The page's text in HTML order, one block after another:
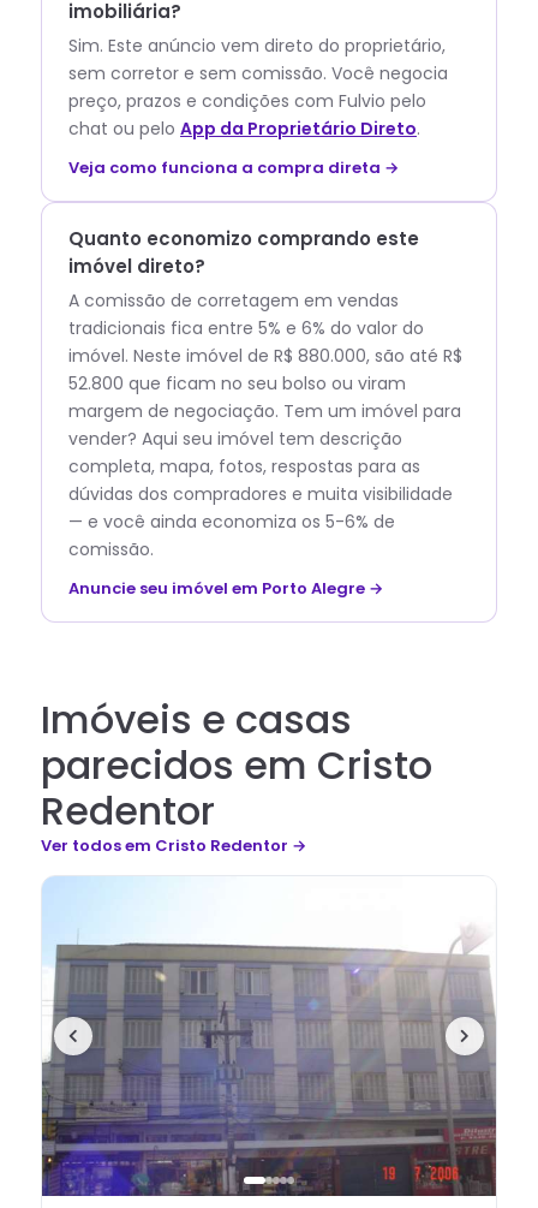
imobiliária?
Sim. Este anúncio vem direto do proprietário,
sem corretor e sem comissão. Você negocia
preço, prazos e condições com Fulvio pelo
chat ou pelo App da Proprietário Direto.
Veja como funciona a compra direta →
Quanto economizo comprando este
imóvel direto?
A comissão de corretagem em vendas
tradicionais fica entre 5% e 6% do valor do
imóvel. Neste imóvel de R$ 880.000, são até R$
52.800 que ficam no seu bolso ou viram
margem de negociação. Tem um imóvel para
vender? Aqui seu imóvel tem descrição
completa, mapa, fotos, respostas para as
dúvidas dos compradores e muita visibilidade
— e você ainda economiza os 5-6% de
comissão.
Anuncie seu imóvel em Porto Alegre →
Imóveis e casas
parecidos em Cristo
Redentor
Ver todosem Cristo Redentor →